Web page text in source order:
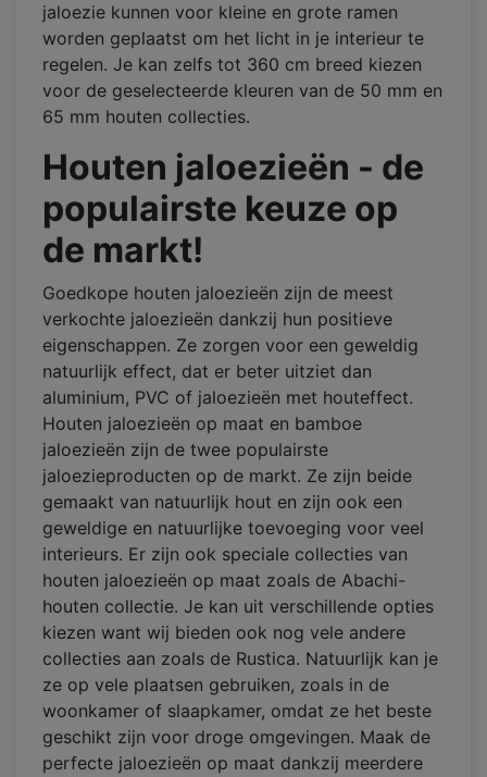
jaloezie kunnen voor kleine en grote ramen
worden geplaatst om het licht in je interieur te
regelen. Je kan zelfs tot 360 cm breed kiezen
voor de geselecteerde kleuren van de 50 mm en
65 mm houten collecties.
Houten jaloezieën - de
populairste keuze op
de markt!
Goedkope houten jaloezieën zijn de meest
verkochte jaloezieën dankzij hun positieve
eigenschappen. Ze zorgen voor een geweldig
natuurlijk effect, dat er beter uitziet dan
aluminium, PVC of jaloezieën met houteffect.
Houten jaloezieën op maat en bamboe
jaloezieën zijn de twee populairste
jaloezieproducten op de markt. Ze zijn beide
gemaakt van natuurlijk hout en zijn ook een
geweldige en natuurlijke toevoeging voor veel
interieurs. Er zijn ook speciale collecties van
houten jaloezieën op maat zoals de Abachi-
houten collectie. Je kan uit verschillende opties
kiezen want wij bieden ook nog vele andere
collecties aan zoals de Rustica. Natuurlijk kan je
ze op vele plaatsen gebruiken, zoals in de
woonkamer of slaapkamer, omdat ze het beste
geschikt zijn voor droge omgevingen. Maak de
perfecte jaloezieën op maat dankzij meerdere